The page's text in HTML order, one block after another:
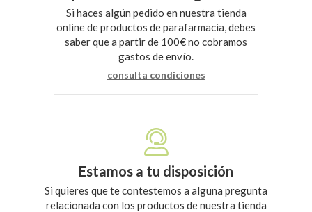
Si haces algún pedido en nuestra tienda
online de productos de parafarmacia, debes
saber que a partir de 100€ no cobramos
gastos de envío.
consulta condiciones
Estamos a tu disposición
Si quieres que te contestemos a alguna pregunta
relacionada con los productos de nuestra tienda